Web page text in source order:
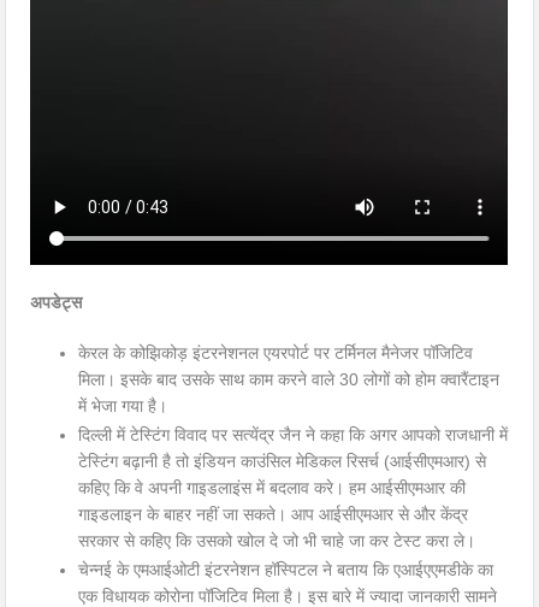
अपडेट्स
केरल के कोझिकोड़ इंटरनेशनल एयरपोर्ट पर टर्मिनल मैनेजर पॉजिटिव
मिला। इसके बाद उसके साथ काम करने वाले 30 लोगों को होम क्वारैंटाइन
में भेजा गया है।
दिल्ली में टेस्टिंग विवाद पर सत्येंद्र जैन ने कहा कि अगर आपको राजधानी में
टेस्टिंग बढ़ानी है तो इंडियन काउंसिल मेडिकल रिसर्च (आईसीएमआर) से
कहिए कि वे अपनी गाइडलाइंस में बदलाव करे। हम आईसीएमआर की
गाइडलाइन के बाहर नहीं जा सकते। आप आईसीएमआर से और केंद्र
सरकार से कहिए कि उसको खोल दे जो भी चाहे जा कर टेस्ट करा ले।
चेन्नई के एमआईओटी इंटरनेशन हॉस्पिटल ने बताय कि एआईएएमडीके का
एक विधायक कोरोना पॉजिटिव मिला है। इस बारे में ज्यादा जानकारी सामने